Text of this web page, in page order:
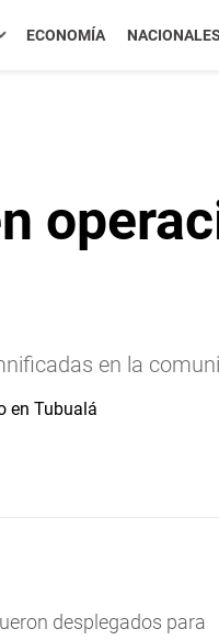
ECONOMÍA NACIONALES
en la
desplegados para